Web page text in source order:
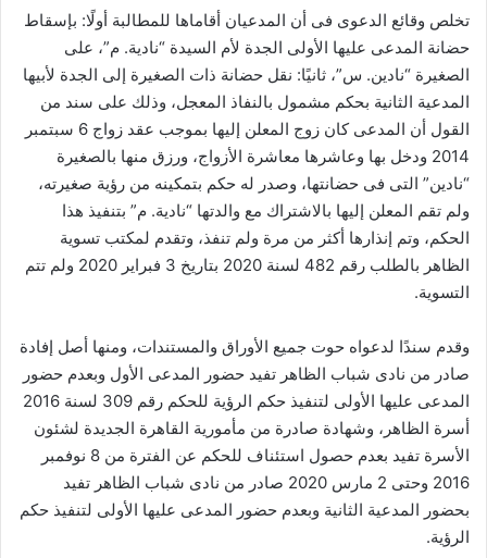
تخلص وقائع الدعوى فى أن المدعيان أقاماها للمطالبة أولًا: بإسقاط
حضانة المدعى عليها الأولى الجدة لأم السيدة “نادية. م”، على
الصغيرة “نادين. س”، ثانيًا: نقل حضانة ذات الصغيرة إلى الجدة لأبيها
المدعية الثانية بحكم مشمول بالنفاذ المعجل، وذلك على سند من
القول أن المدعى كان زوج المعلن إليها بموجب عقد زواج 6 سبتمبر
2014 ودخل بها وعاشرها معاشرة الأزواج، ورزق منها بالصغيرة
“نادين” التى فى حضانتها، وصدر له حكم بتمكينه من رؤية صغيرته،
ولم تقم المعلن إليها بالاشتراك مع والدتها “نادية. م” بتنفيذ هذا
الحكم، وتم إنذارها أكثر من مرة ولم تنفذ، وتقدم لمكتب تسوية
الظاهر بالطلب رقم 482 لسنة 2020 بتاريخ 3 فبراير 2020 ولم تتم
التسوية.
وقدم سندًا لدعواه حوت جميع الأوراق والمستندات، ومنها أصل إفادة
صادر من نادى شباب الظاهر تفيد حضور المدعى الأول وبعدم حضور
المدعى عليها الأولى لتنفيذ حكم الرؤية للحكم رقم 309 لسنة 2016
أسرة الظاهر، وشهادة صادرة من مأمورية القاهرة الجديدة لشئون
الأسرة تفيد بعدم حصول استئناف للحكم عن الفترة من 8 نوفمبر
2016 وحتى 2 مارس 2020 صادر من نادى شباب الظاهر تفيد
بحضور المدعية الثانية وبعدم حضور المدعى عليها الأولى لتنفيذ حكم
الرؤية.